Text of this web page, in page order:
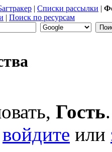
| Списки рассылки |
| Поиск по ресурсам
Гость.
войдите или